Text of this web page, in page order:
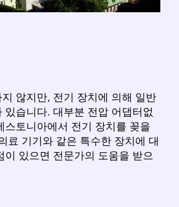
않지만, 전기 장치에 의해 일반
있습니다. 대부분 전압 어댑터없
스토니아에서 전기 장치를 꽂을
료 기기와 같은 특수한 장치에 대
이 있으면 전문가의 도움을 받으